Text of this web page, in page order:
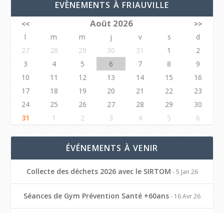
EVÈNEMENTS À FRIAUVILLE
<< Août 2026
>>
l
m m j v s
d
27
28 29 30 31 1
2
3
4 5 6 7 8
9
10
11 12 13 14 15
16
17
18 19 20 21 22
23
24
25 26 27 28 29
30
31
1 2 3 4 5 6
ÉVÉNEMENTS À VENIR
Collecte des déchets 2026 avec le SIRTOM - 5 Jan 26
Séances de Gym Prévention Santé +60ans- 16 Avr 26